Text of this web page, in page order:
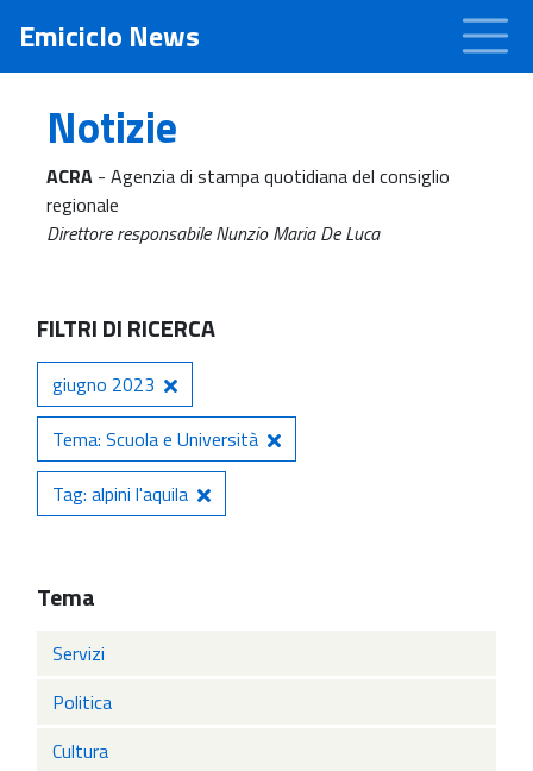
Emiciclo News
Notizie
ACRA - Agenzia di stampa quotidiana del consiglio
regionale
Direttore responsabile Nunzio Maria De Luca
FILTRI DI RICERCA
giugno 2023
Tema: Scuola e Università
Tag: alpini l'aquila
Tema
Servizi
Politica
Cultura